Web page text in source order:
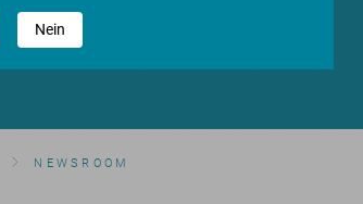
NEWSROOM
Nein